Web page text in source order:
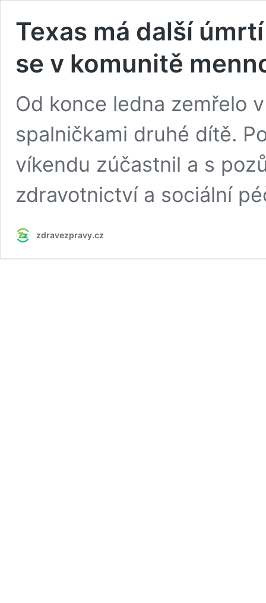
Texas má další
se v komunitě
Od konce ledna zemřelo
spalničkami druhé dítě.
víkendu zúčastnil a s
zdravotnictví a sociální
zdravezpravy.cz